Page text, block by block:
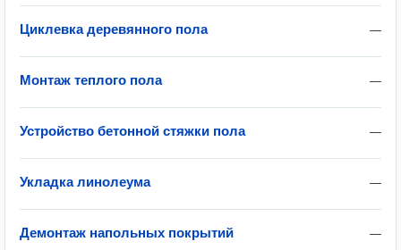
—
Циклевка деревянного пола
—
Монтаж теплого пола
—
Устройство бетонной стяжки пола
—
Укладка линолеума
—
Демонтаж напольных покрытий